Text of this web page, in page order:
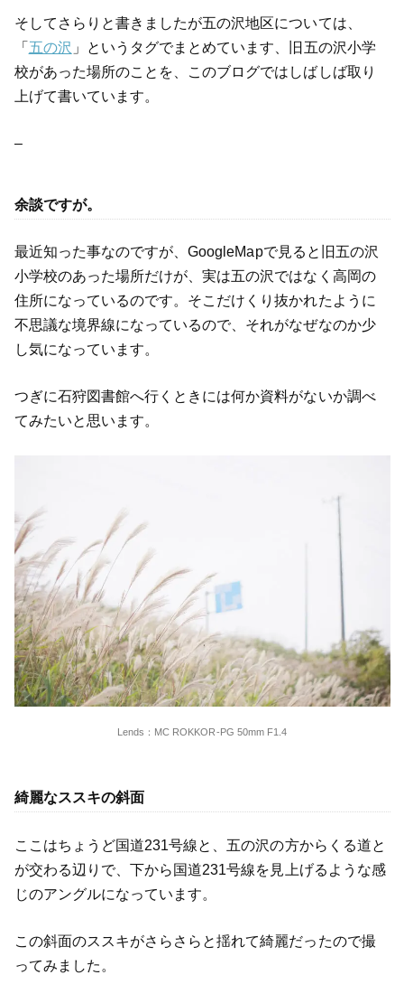
そしてさらりと書きましたが五の沢地区については、
「 五の沢 」というタグでまとめています、旧五の沢小学
校があった場所のことを、このブログではしばしば取り
上げて書いています。
–
余談ですが。
最近知った事なのですが、GoogleMapで見ると旧五の沢
小学校のあった場所だけが、実は五の沢ではなく高岡の
住所になっているのです。そこだけくり抜かれたように
不思議な境界線になっているので、それがなぜなのか少
し気になっています。
つぎに石狩図書館へ行くときには何か資料がないか調べ
てみたいと思います。
Lends：MC ROKKOR-PG 50mm F1.4
綺麗なススキの斜面
ここはちょうど国道231号線と、五の沢の方からくる道と
が交わる辺りで、下から国道231号線を見上げるような感
じのアングルになっています。
この斜面のススキがさらさらと揺れて綺麗だったので撮
ってみました。